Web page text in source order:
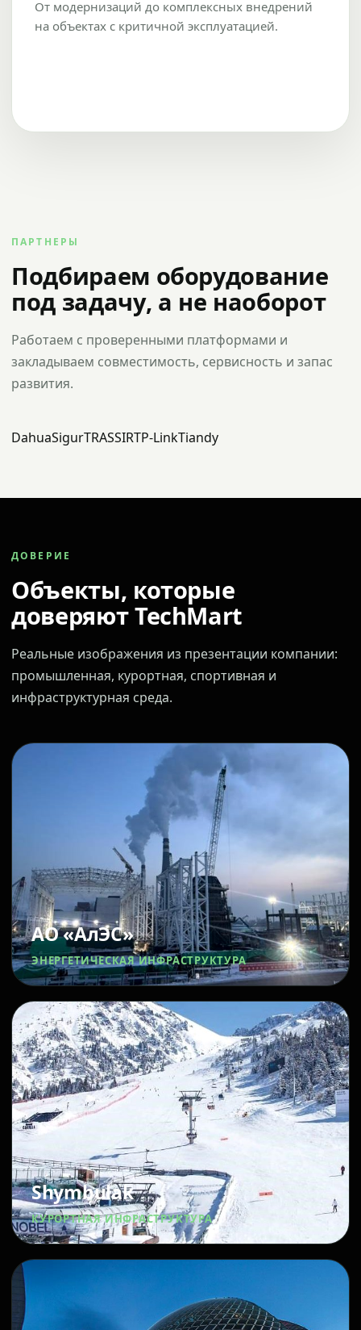
От модернизаций до комплексных внедрений
на объектах с критичной эксплуатацией.
ПАРТНЕРЫ
Подбираем оборудование
под задачу, а не наоборот
Работаем с проверенными платформами и
закладываем совместимость, сервисность и запас
развития.
DahuaSigurTRASSIRTP-LinkTiandy
ДОВЕРИЕ
Объекты, которые
доверяют TechMart
Реальные изображения из презентации компании:
промышленная, курортная, спортивная и
инфраструктурная среда.
АО «АлЭС»
ЭНЕРГЕТИЧЕСКАЯ ИНФРАСТРУКТУРА
Shymbulak
КУРОРТНАЯ ИНФРАСТРУКТУРА